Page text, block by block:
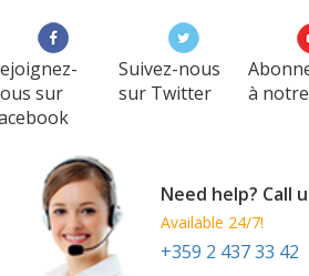
sur
Suivez-nous
sur Twitter
à
Need help? Call
Available 24/7!
+359 2 437 33 42